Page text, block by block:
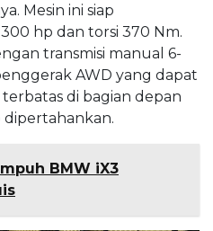
Mesin ini siap
hp dan torsi 370 Nm.
transmisi manual 6-
AWD yang dapat
di bagian depan
BMW iX3